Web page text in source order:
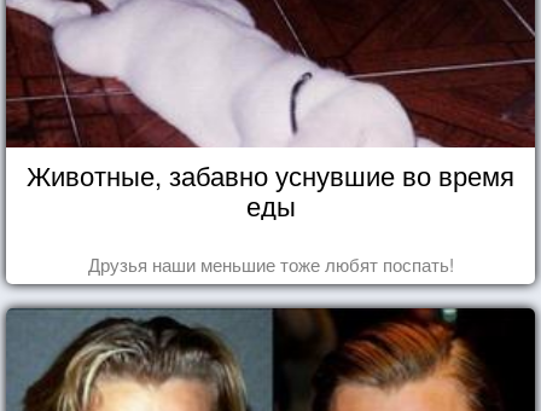
Животные, забавно уснувшие во время
еды
Друзья наши меньшие тоже любят поспать!